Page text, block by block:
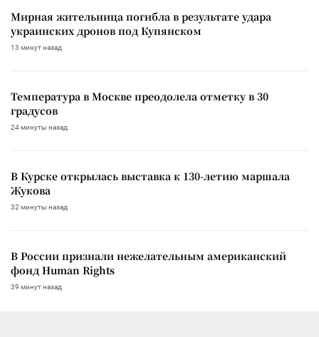
Мирная жительница погибла в результате удара
украинских дронов под Купянском
13 минут назад
Температура в Москве преодолела отметку в 30
градусов
24 минуты назад
В Курске открылась выставка к 130-летию маршала
Жукова
32 минуты назад
В России признали нежелательным американский
фонд Human Rights
39 минут назад